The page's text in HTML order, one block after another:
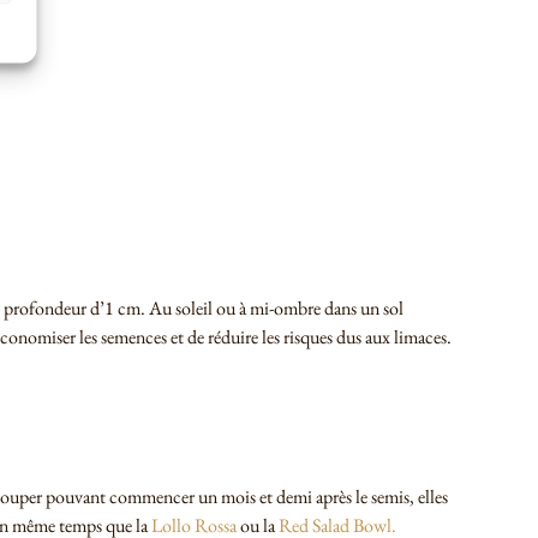
profondeur d’1 cm. Au soleil ou à mi-ombre dans un sol
les semences et de réduire les risques dus aux limaces.
pouvant commencer un mois et demi après le semis, elles
même temps que laLollo Rossaou laRed Salad Bowl.